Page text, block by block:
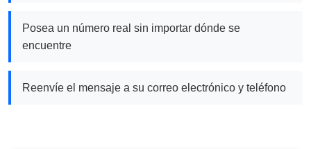
Posea un número real sin importar dónde se
encuentre
Reenvíe el mensaje a su correo electrónico y teléfono